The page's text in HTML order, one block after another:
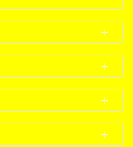
mani-piedi-
da 3 a 7
(tempo di
inizialmente
è un’
causata davirus
della malattia